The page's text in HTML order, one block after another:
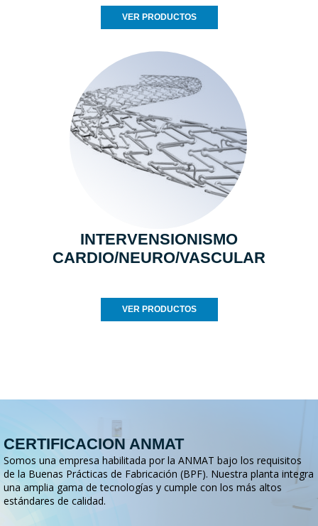
VER PRODUCTOS
INTERVENSIONISMO
CARDIO/NEURO/VASCULAR
VER PRODUCTOS
CERTIFICACION ANMAT
Somos una empresa habilitada por la ANMAT bajo los requisitos
de la Buenas Prácticas de Fabricación (BPF). Nuestra planta integra
una amplia gama de tecnologías y cumple con los más altos
estándares de calidad.